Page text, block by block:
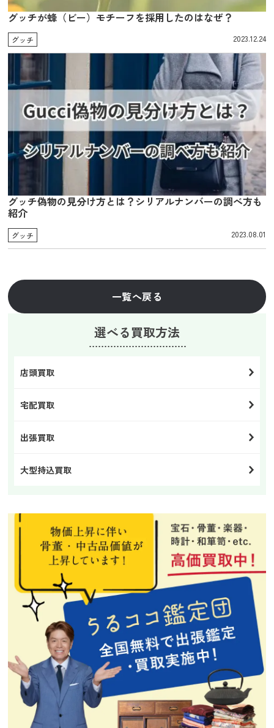
グッチが蜂（ビー）モチーフを採用したのはなぜ？
グッチ 2023.12.24
グッチ偽物の見分け方とは？シリアルナンバーの調べ方も
紹介
グッチ 2023.08.01
一覧へ戻る
選べる買取方法
店頭買取
宅配買取
出張買取
大型持込買取